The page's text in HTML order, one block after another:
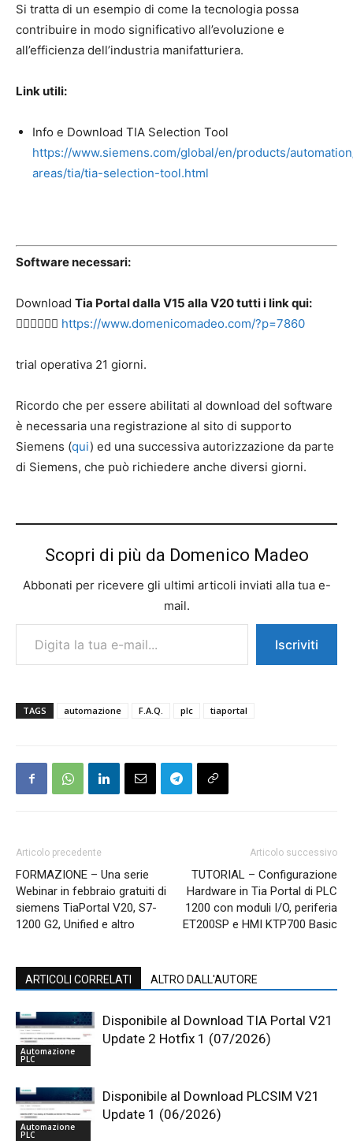
Si tratta di un esempio di come la tecnologia possa
contribuire in modo significativo all’evoluzione e
all’efficienza dell’industria manifatturiera.
Link utili:
Info e Download TIA Selection Tool
https://www.siemens.com/global/en/products/
areas/tia/tia-selection-tool.html
Software necessari:
Download Tia Portal dalla V15 alla V20 tutti i link qui:
👉🏻👉🏻👉🏻 https://www.domenicomadeo.com/?p=7860
trial operativa 21 giorni.
Ricordo che per essere abilitati al download del software
è necessaria una registrazione al sito di supporto
Siemens (qui) ed una successiva autorizzazione da parte
di Siemens, che può richiedere anche diversi giorni.
Scopri di più da Domenico Madeo
Abbonati per ricevere gli ultimi articoli inviati alla tua e-
mail.
Digita la tua e-mail...
Iscriviti
TAGS automazione F.A.Q. plc tiaportal
Articolo precedente
FORMAZIONE – Una serie
Webinar in febbraio gratuiti di
siemens TiaPortal V20, S7-
1200 G2, Unified e altro
Articolo successivo
TUTORIAL – Configurazione
Hardware in Tia Portal di PLC
1200 con moduli I/O, periferia
ET200SP e HMI KTP700 Basic
ARTICOLI CORRELATI ALTRO DALL'AUTORE
Automazione
PLC
Disponibile al Download TIA Portal V21
Update 2 Hotfix 1 (07/2026)
Automazione
PLC
Disponibile al Download PLCSIM V21
Update 1 (06/2026)